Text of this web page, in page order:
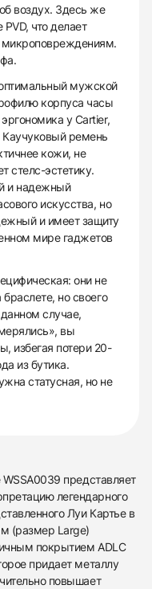
воздух. Здесь же
что делает
микроповреждениям.
мужской
корпуса часы
у Cartier,
Каучуковый ремень
кожи, не
стелс-эстетику.
и надежный
искусства, но
и имеет защиту
мире гаджетов
они не
но своего
случае,
вы
избегая потери 20-
из бутика.
статусная, но не
представляет
легендарного
Луи Картье в
(размер Large)
покрытием ADLC
придает металлу
повышает